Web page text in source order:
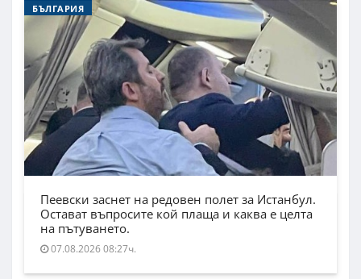
БЪЛГАРИЯ
Пеевски заснет на редовен полет за Истанбул.
Остават въпросите кой плаща и каква е целта
на пътуването.
07.08.2026 08:27ч.